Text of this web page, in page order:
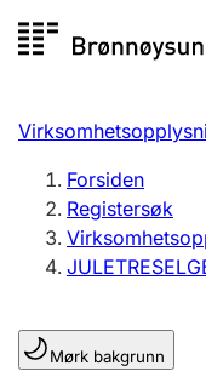
Registersøk
Aksjeselskap
Registrere,
Forsiden
Registersøk
Mørk bakgrunn